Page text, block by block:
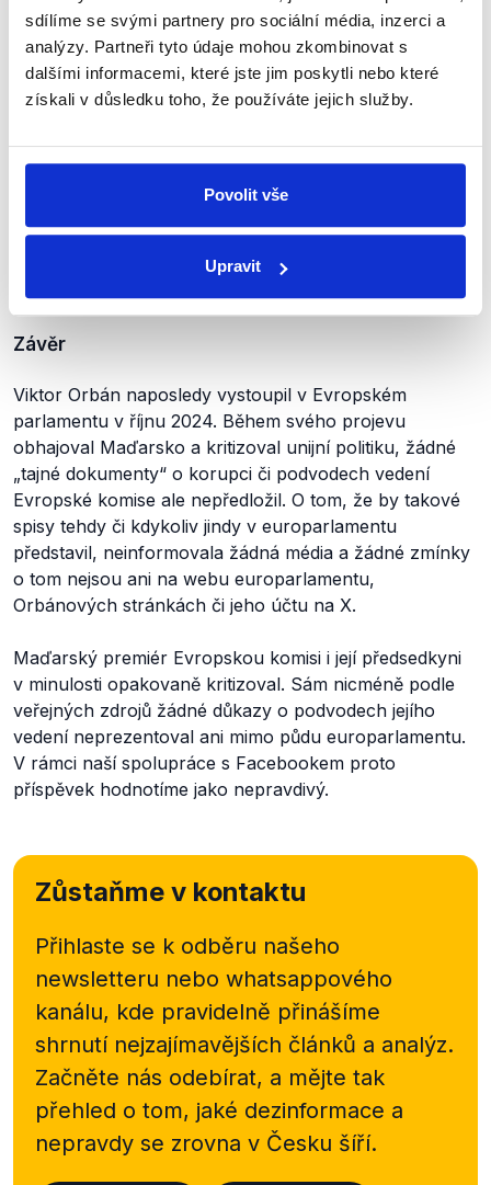
sdílíme se svými partnery pro sociální média, inzerci a
analýzy. Partneři tyto údaje mohou zkombinovat s
dalšími informacemi, které jste jim poskytli nebo které
získali v důsledku toho, že používáte jejich služby.
Povolit vše
Upravit
Některé sdílené varianty příspěvku v rámci
narážky na kauzu přejmenovávají předsedkyni
Evropské komise na Ursulu von der Pfizer.
Orbán často Komisi kritizuje také v souvislosti sválkou
O tom, že by upozornil na podvody či podezřelé vazby
von der Leyenové či kohokoliv dalšího z vedení
Evropské komise, jsme nenalezli zmínky ani na jeho
Závěr
Viktor Orbán naposledy vystoupil v Evropském
parlamentu v říjnu 2024. Během svého projevu
obhajoval Maďarsko a kritizoval unijní politiku, žádné
„tajné dokumenty“ o korupci či podvodech vedení
Evropské komise ale nepředložil. O tom, že by takové
spisy tehdy či kdykoliv jindy v europarlamentu
představil, neinformovala žádná média a žádné zmínky
o tom nejsou ani na webu europarlamentu,
Orbánových stránkách či jeho účtu na X.
Maďarský premiér Evropskou komisi i její předsedkyni
v minulosti opakovaně kritizoval. Sám nicméně podle
veřejných zdrojů žádné důkazy o podvodech jejího
vedení neprezentoval ani mimo půdu europarlamentu.
V rámci naší spolupráce s Facebookem proto
příspěvek hodnotíme jako nepravdivý.
Zůstaňme v kontaktu
Přihlaste se k odběru našeho
newsletteru nebo whatsappového
kanálu, kde pravidelně přinášíme
shrnutí nejzajímavějších článků a analýz.
Začněte nás odebírat, a mějte tak
přehled o tom, jaké dezinformace a
nepravdy se zrovna v Česku šíří.